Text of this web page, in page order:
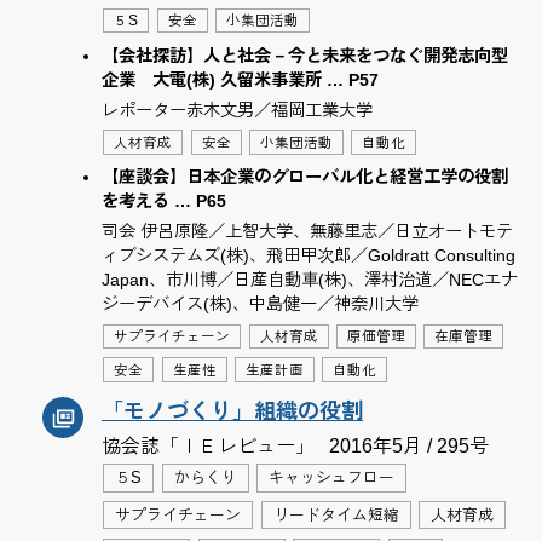
５S 安全 小集団活動
【会社探訪】人と社会－今と未来をつなぐ開発志向型
企業 大電(株) 久留米事業所 … P57
レポーター赤木文男／福岡工業大学
人材育成 安全 小集団活動 自動化
【座談会】日本企業のグローバル化と経営工学の役割
を考える … P65
司会 伊呂原隆／上智大学、無藤里志／日立オートモテ
ィブシステムズ(株)、飛田甲次郎／Goldratt Consulting
Japan、市川博／日産自動車(株)、澤村治道／NECエナ
ジーデバイス(株)、中島健一／神奈川大学
サプライチェーン 人材育成 原価管理 在庫管理
安全 生産性 生産計画 自動化
「モノづくり」組織の役割
協会誌「ＩＥレビュー」 2016年5月 / 295号
５S からくり キャッシュフロー
サプライチェーン リードタイム短縮 人材育成